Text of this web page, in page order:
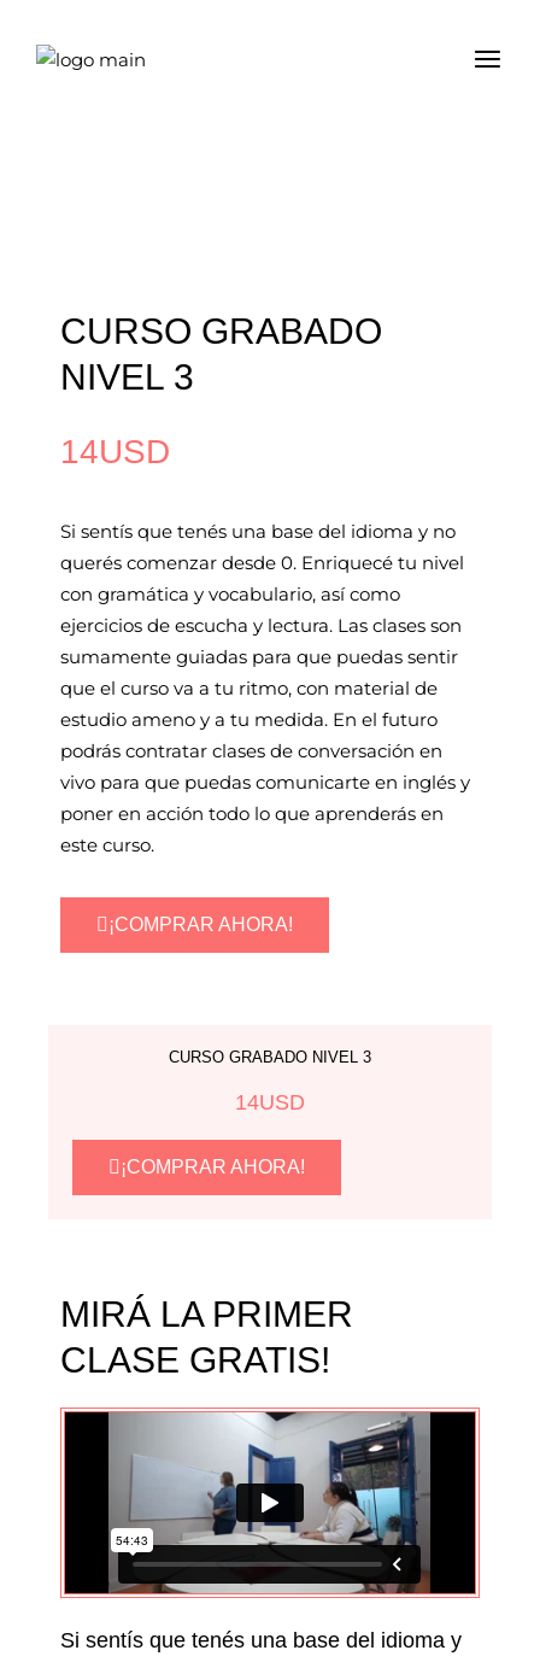
CURSO GRABADO
NIVEL 3
14USD
Si sentís que tenés una base del idioma y no
querés comenzar desde 0. Enriquecé tu nivel
con gramática y vocabulario, así como
ejercicios de escucha y lectura. Las clases son
sumamente guiadas para que puedas sentir
que el curso va a tu ritmo, con material de
estudio ameno y a tu medida. En el futuro
podrás contratar clases de conversación en
vivo para que puedas comunicarte en inglés y
poner en acción todo lo que aprenderás en
este curso.
¡COMPRAR AHORA!
CURSO GRABADO NIVEL 3
14USD
¡COMPRAR AHORA!
MIRÁ LA PRIMER
CLASE GRATIS!
Si sentís que tenés una base del idioma y